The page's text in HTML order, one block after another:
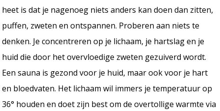
heet is dat je nagenoeg niets anders kan doen dan zitten,
puffen, zweten en ontspannen. Proberen aan niets te
denken. Je concentreren op je lichaam, je hartslag en je
huid die door het overvloedige zweten gezuiverd wordt.
Een sauna is gezond voor je huid, maar ook voor je hart
en bloedvaten. Het lichaam wil immers je temperatuur op
36° houden en doet zijn best om de overtollige warmte via